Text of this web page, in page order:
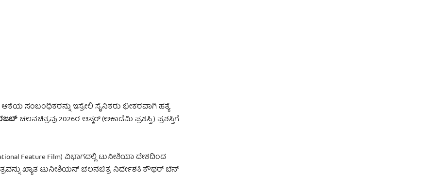
ಸಂಬಂಧಿಕರನ್ನು ಇಸ್ರೇಲಿ ಸೈನಿಕರು ಭೀಕರವಾಗಿ ಹತ್ಯೆ
‘ ಚಲನಚಿತ್ರವು 2026ರ ಆಸ್ಕರ್ (ಅಕಾಡೆಮಿ ಪ್ರಶಸ್ತಿ) ಪ್ರಶಸ್ತಿಗೆ
Feature Film) ವಿಭಾಗದಲ್ಲಿ ಟುನೀಶಿಯಾ ದೇಶದಿಂದ
ಖ್ಯಾತ ಟುನೀಶಿಯನ್ ಚಲನಚಿತ್ರ ನಿರ್ದೇಶಕಿ ಕೌಥರ್ ಬೆನ್